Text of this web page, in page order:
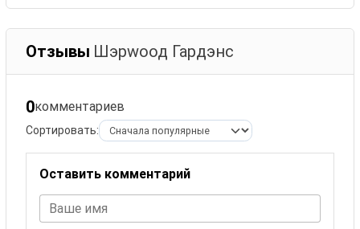
Отзывы Шэрwоод Гардэнс
0комментариев
Сортировать:
Оставить комментарий
Ваше имя